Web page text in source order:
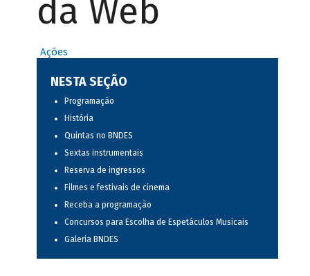
da Web
Ações
NESTA SEÇÃO
Programação
História
Quintas no BNDES
Sextas instrumentais
Reserva de ingressos
Filmes e festivais de cinema
Receba a programação
Concursos para Escolha de Espetáculos Musicais
Galeria BNDES